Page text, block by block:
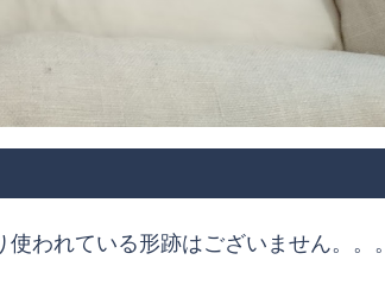
われている形跡はございません。。。